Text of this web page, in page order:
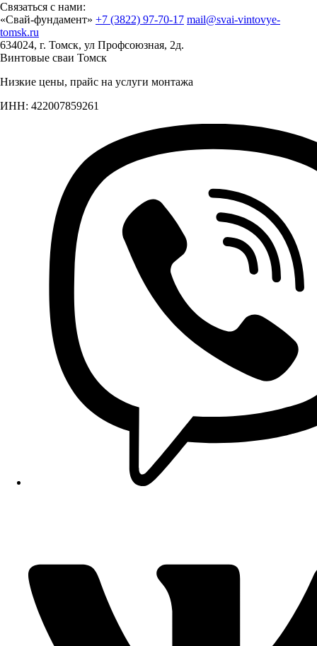
Связаться с нами:
«Свай-фундамент» +7 (3822) 97-70-17 mail@svai-vintovye-
tomsk.ru
634024, г. Томск, ул Профсоюзная, 2д.
Винтовые сваи Томск
Низкие цены, прайс на услуги монтажа
ИНН: 422007859261